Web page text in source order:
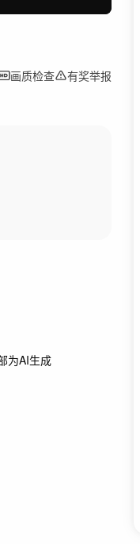
画质检查 有奖举报
为AI生成